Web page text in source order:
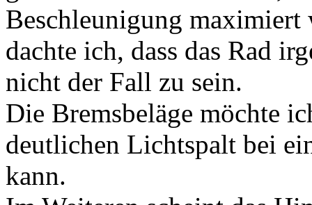
Beschleunigung maximiert
dachte ich, dass das Rad
nicht der Fall zu sein.
Die Bremsbeläge möchte
deutlichen Lichtspalt bei
kann.